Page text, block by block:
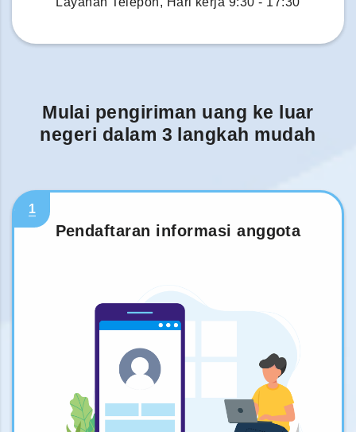
Mulai pengiriman uang ke luar
negeri dalam 3 langkah mudah
1
Pendaftaran informasi anggota